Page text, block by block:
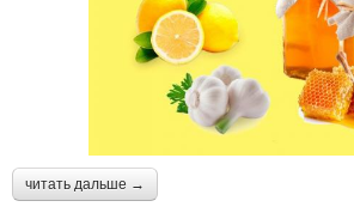
читать дальше →